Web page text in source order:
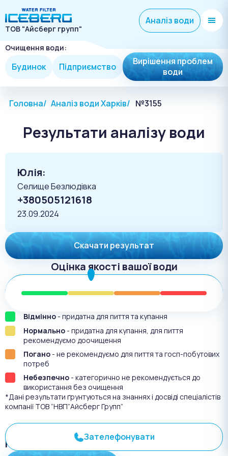
ТОВ "Айсберг групп"
Аналіз води
Очищення води:
Будинок Підприємство
Вирішення проблем
води
Головна Аналіз води Харків №3155
Результати аналізу води
Юлія:
Селище Безлюдівка
+380505121618
23.09.2024
Скачати результат
Оцінка якості вашої води
Відмінно- придатна для пиття та купання
Нормально- придатна для купання, для пиття
рекомендуємо доочищення
Погано- не рекомендуємо для пиття та госп-побутових
потреб
Небезпечно- категорично не рекомендується до
використання без очищення
*Дані результати ґрунтуються на знаннях і досвіді спеціалістів
компанії ТОВ “НВП”Айсберг Групп”
Результат аналіза №3155
Зателефонувати